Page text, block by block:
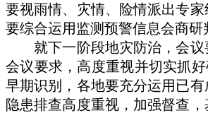
要视雨情、灾情、险情派出专
要综合运用监测预警信息会商
就下一阶段地灾防治，会议
会议要求，高度重视并切实抓
早期识别，各地要充分运用已
隐患排查高度重视，加强督查